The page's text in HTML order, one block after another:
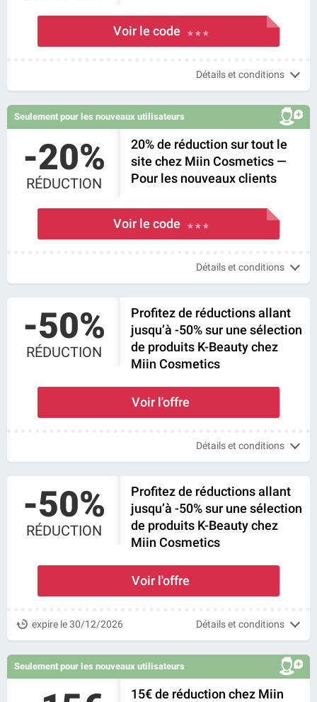
Voir le code * * *
Détails et conditions
Seulement pour les nouveaux utilisateurs
-20%
RÉDUCTION
20% de réduction sur tout le
site chez Miin Cosmetics —
Pour les nouveaux clients
Voir le code * * *
Détails et conditions
-50%
RÉDUCTION
Profitez de réductions allant
jusqu’à -50% sur une sélection
de produits K-Beauty chez
Miin Cosmetics
Voir l'offre
Détails et conditions
-50%
RÉDUCTION
Profitez de réductions allant
jusqu’à -50% sur une sélection
de produits K-Beauty chez
Miin Cosmetics
Voir l'offre
expire le 30/12/2026 Détails et conditions
Seulement pour les nouveaux utilisateurs
15€ de réduction chez Miin